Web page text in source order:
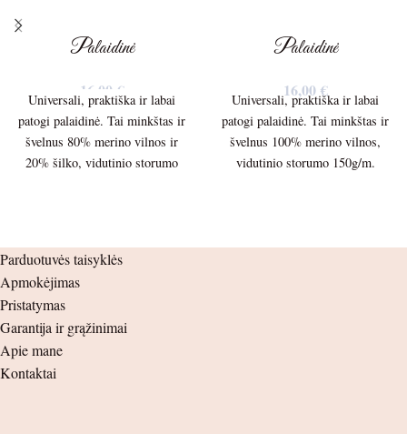
Palaidinė
16,00 €
Universali, praktiška ir labai
patogi palaidinė. Tai minkštas ir
švelnus 80% merino vilnos ir
20% šilko, vidutinio storumo
Palaidinės plotis po pažastėlėmis
Rankovės ilgis nuo peties siūlės –
32cm. nuo pažastėlės – 28cm.
Palaidinė
16,00 €
Universali, praktiška ir labai
patogi palaidinė. Tai minkštas ir
švelnus 100% merino vilnos,
vidutinio storumo 150g/m.
ilgis nuo peties siūlės – 31cm.
Parduotuvės taisyklės
Apmokėjimas
Pristatymas
Garantija ir grąžinimai
Apie mane
Kontaktai